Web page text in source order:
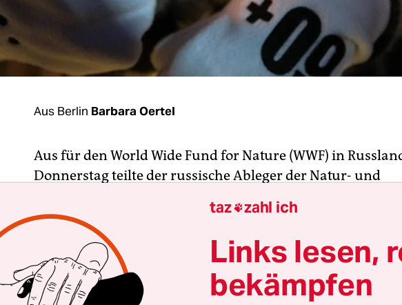
Aus Berlin Barbara Oertel
Aus für den World Wide Fund for Nature (WWF) in
Donnerstag teilte der russische Ableger der Natur- und
Schweiz abbrechen zu wollen. Das Logo mit dem
Abkürzung WWF würden nicht mehr verwendet.
Dem Schritt vorausgegangen war eine Entscheidung der
Generalstaatsanwaltschaft vom Vortag. Sie hatte den WWF
taz zahl ich
Links lesen,
bekämpfen